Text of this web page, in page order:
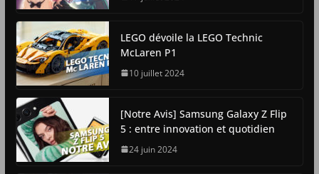
LEGO dévoile la LEGO Technic
McLaren P1
10 juillet 2024
[Notre Avis] Samsung Galaxy Z Flip
5 : entre innovation et quotidien
24 juin 2024